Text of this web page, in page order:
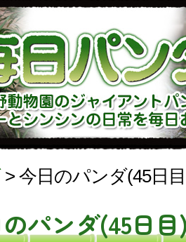
> 今日のパンダ(45日
パンダ(45日